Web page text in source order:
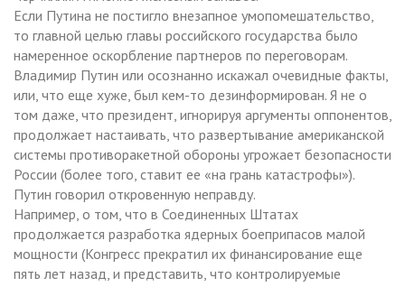
Если Путина не постигло внезапное умопомешательство,
то главной целью главы российского государства было
намеренное оскорбление партнеров по переговорам.
Владимир Путин или осознанно искажал очевидные факты,
или, что еще хуже, был кем-то дезинформирован. Я не о
том даже, что президент, игнорируя аргументы оппонентов,
продолжает настаивать, что развертывание американской
системы противоракетной обороны угрожает безопасности
России (более того, ставит ее «на грань катастрофы»).
Путин говорил откровенную неправду.
Например, о том, что в Соединенных Штатах
продолжается разработка ядерных боеприпасов малой
мощности (Конгресс прекратил их финансирование еще
пять лет назад, и представить, что контролируемые